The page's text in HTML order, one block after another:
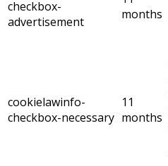
checkbox-
advertisement
months
cookielawinfo-
checkbox-necessary
11
months